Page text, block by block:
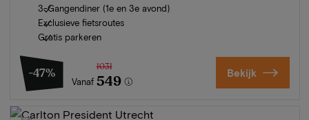
3-Gangendiner (1e en 3e avond)
Exclusieve fietsroutes
Gratis parkeren
-47%
Vanaf
1031
549 Bekijk